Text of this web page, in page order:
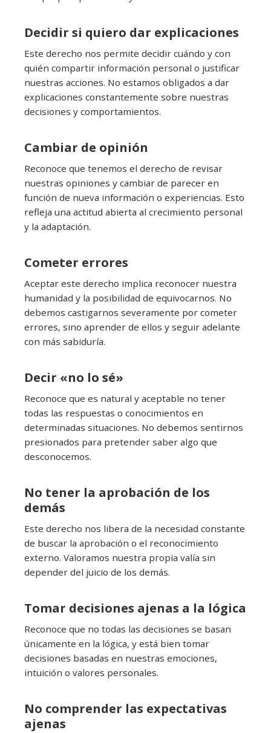
Decidir si quiero dar explicaciones
Este derecho nos permite decidir cuándo y con
quién compartir información personal o justificar
nuestras acciones. No estamos obligados a dar
explicaciones constantemente sobre nuestras
decisiones y comportamientos.
Cambiar de opinión
Reconoce que tenemos el derecho de revisar
nuestras opiniones y cambiar de parecer en
función de nueva información o experiencias. Esto
refleja una actitud abierta al crecimiento personal
y la adaptación.
Cometer errores
Aceptar este derecho implica reconocer nuestra
humanidad y la posibilidad de equivocarnos. No
debemos castigarnos severamente por cometer
errores, sino aprender de ellos y seguir adelante
con más sabiduría.
Decir «no lo sé»
Reconoce que es natural y aceptable no tener
todas las respuestas o conocimientos en
determinadas situaciones. No debemos sentirnos
presionados para pretender saber algo que
desconocemos.
No tener la aprobación de los
demás
Este derecho nos libera de la necesidad constante
de buscar la aprobación o el reconocimiento
externo. Valoramos nuestra propia valía sin
depender del juicio de los demás.
Tomar decisiones ajenas a la lógica
Reconoce que no todas las decisiones se basan
únicamente en la lógica, y está bien tomar
decisiones basadas en nuestras emociones,
intuición o valores personales.
No comprender las expectativas
ajenas